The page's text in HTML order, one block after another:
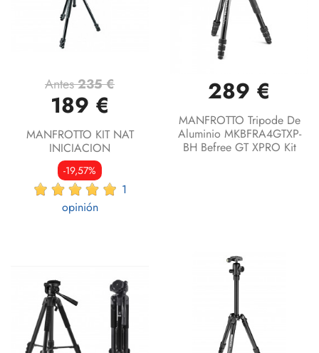
Antes235 €
189 €
MANFROTTO KIT NAT
INICIACION
-19,57%
1
opinión
289 €
MANFROTTO Tripode De
Aluminio MKBFRA4GTXP-
BH Befree GT XPRO Kit